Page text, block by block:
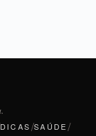
DICAS/SAÚDE/